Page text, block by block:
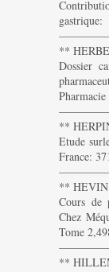
**
Dossier
**
Etude
France:
**
Cours de
Chez
Tome
**